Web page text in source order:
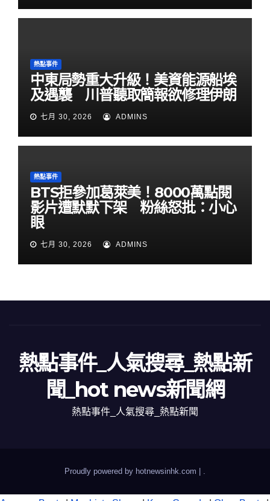
熱點事件
中東局勢重大升級！美資能源船埃
及遇襲 川普聽取簡報欲修理伊朗
七月 30, 2026 ADMINS
熱點事件
BTS拒參加葛萊美！8000萬點閱
影片遭默默下架 粉絲怒批：小心
眼
七月 30, 2026 ADMINS
熱點事件_人氣搜尋_熱點新
聞_hot news新聞網
熱點事件_人氣搜尋_熱點新聞
Proudly powered by hotnewsinhk.com .